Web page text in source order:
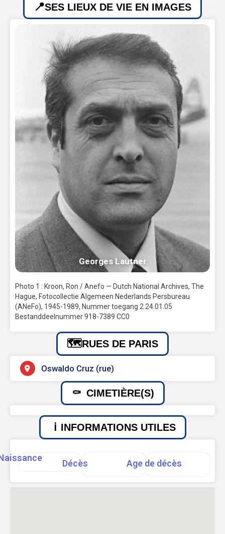
SES LIEUX DE VIE EN IMAGES
Georges Lautner
Photo 1 : Kroon, Ron / Anefo — Dutch National Archives, The
Hague, Fotocollectie Algemeen Nederlands Persbureau
(ANeFo), 1945-1989, Nummer toegang 2.24.01.05
Bestanddeelnummer 918-7389 CC0
RUES DE PARIS
Oswaldo Cruz (rue)
CIMETIÈRE(S)
INFORMATIONS UTILES
Décès Age de décès